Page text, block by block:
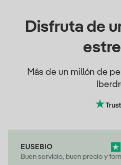
Disfruta de
Más de un millón de
EUSEBIO
Buen servicio, buen precio y